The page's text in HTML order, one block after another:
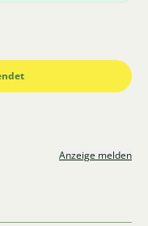
Anzeige melden